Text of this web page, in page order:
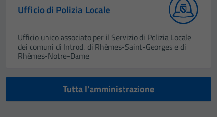
Ufficio di Polizia Locale
Ufficio unico associato per il Servizio di Polizia Locale
dei comuni di Introd, di Rhêmes-Saint-Georges e di
Rhêmes-Notre-Dame
Tutta l’amministrazione